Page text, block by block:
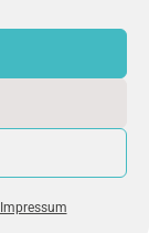
Impressum